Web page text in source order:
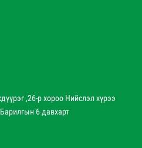
,26-р хороо Нийслэл хүрээ
6 давхарт